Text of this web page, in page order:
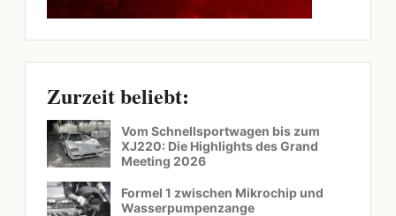
Zurzeit beliebt:
Vom Schnellsportwagen bis zum
XJ220: Die Highlights des Grand
Meeting 2026
Formel 1 zwischen Mikrochip und
Wasserpumpenzange